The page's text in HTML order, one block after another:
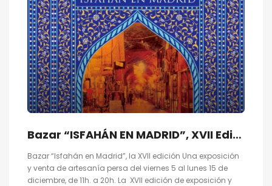
Bazar “ISFAHÁN EN MADRID”, XVII Edición, 5 al 15 de diciembre
Bazar “Isfahán en Madrid”, la XVII edición Una exposición
y venta de artesanía persa del viernes 5 al lunes 15 de
diciembre, de 11h. a 20h. La XVII edición de exposición y